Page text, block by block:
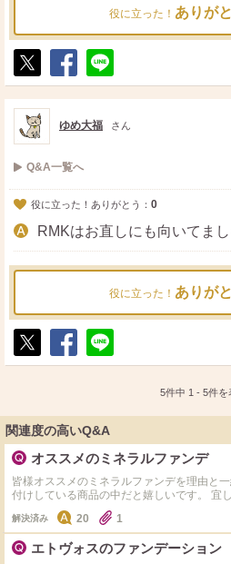
役に立った！ ありが
ポ
ス
ト
シ
ェ
送
る
ゆめ大福 さん
Q&A一覧へ
役に立った！ありがとう： 0
RMKはお直しにも向いてまし
役に立った！ ありが
ポ
シ
送
5件中 1 - 5件を
関連度の高いQ&A
オススメのミネラルファンデ
皆様オススメのミネラルファンデを理由と
付けして
解決済み 20 1
エトヴォスのファンデーション